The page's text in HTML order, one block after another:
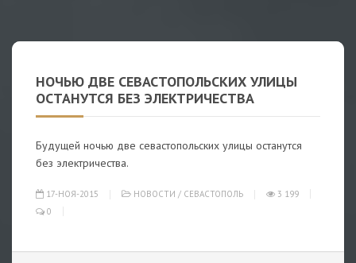
НОЧЬЮ ДВЕ СЕВАСТОПОЛЬСКИХ УЛИЦЫ
ОСТАНУТСЯ БЕЗ ЭЛЕКТРИЧЕСТВА
Будущей ночью две севастопольских улицы останутся
без электричества.
17-НОЯ-2015 НОВОСТИ / СЕВАСТОПОЛЬ
3 199
0